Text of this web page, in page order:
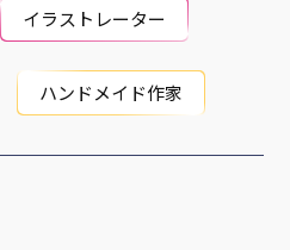
イラストレーター
ハンドメイド作家